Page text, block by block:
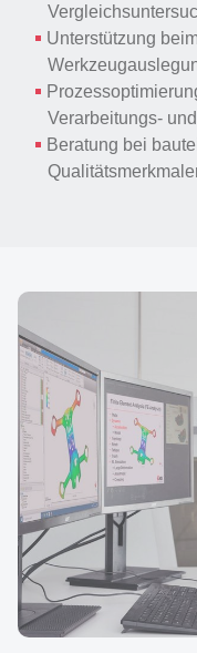
Unterstützung
Verarbeitungs-
Beratung bei